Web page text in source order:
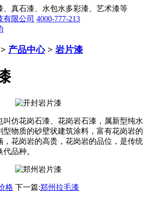
、真石漆、水包水多彩漆、艺术漆等
4000-777-213
> 产品中心> 岩片漆
叫仿花岗石漆、花岗岩石漆，属新型纯水
型物质的砂壁状建筑涂料，富有花岗岩的
，花岗岩的高贵，花岗岩的品位，是传统
品种。
格 下一篇:郑州拉毛漆